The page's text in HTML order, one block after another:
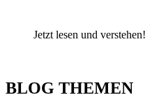
Jetzt lesen und verstehen!
BLOG THEMEN